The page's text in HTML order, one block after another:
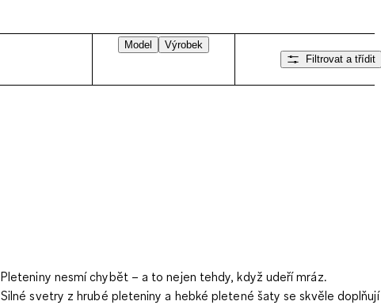
Model
Výrobek
Filtrovat a třídit
Pleteniny nesmí chybět – a to nejen tehdy, když udeří mráz.
Silné svetry z hrubé pleteniny a hebké pletené šaty se skvěle